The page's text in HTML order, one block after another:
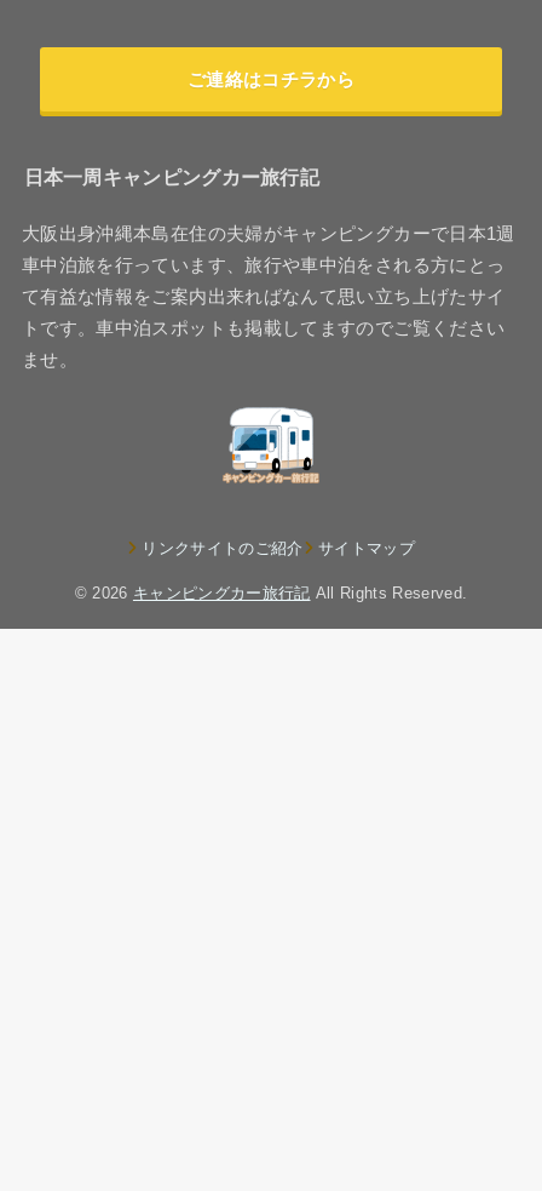
ご連絡はコチラから
日本一周キャンピングカー旅行記
大阪出身沖縄本島在住の夫婦がキャンピングカーで日本1週
車中泊旅を行っています、旅行や車中泊をされる方にとっ
て有益な情報をご案内出来ればなんて思い立ち上げたサイ
トです。車中泊スポットも掲載してますのでご覧ください
ませ。
リンクサイトのご紹介 サイトマップ
© 2026 キャンピングカー旅行記 All Rights Reserved.